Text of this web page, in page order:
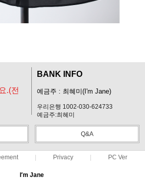
.(전
BANK INFO
예금주 : 최혜미(I'm Jane)
우리은행 1002-030-624733
예금주:최혜미
Q&A
Privacy PC Ver
I′m Jane